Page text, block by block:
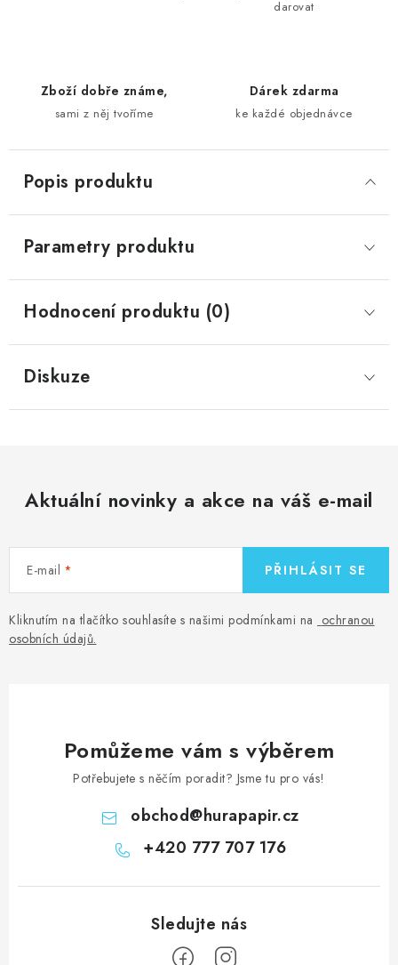
darovat
Zboží dobře známe,
sami z něj tvoříme
Dárek zdarma
ke každé objednávce
Popis produktu
Parametry produktu
Hodnocení produktu (0)
Diskuze
Aktuální novinky a akce na váš e-mail
E-mail
Kliknutím na tlačítko souhlasíte s našimi podmínkami na ochranou
osobních údajů.
PŘIHLÁSIT SE
Pomůžeme vám s výběrem
Potřebujete s něčím poradit? Jsme tu pro vás!
obchod@hurapapir.cz
+420 777 707 176